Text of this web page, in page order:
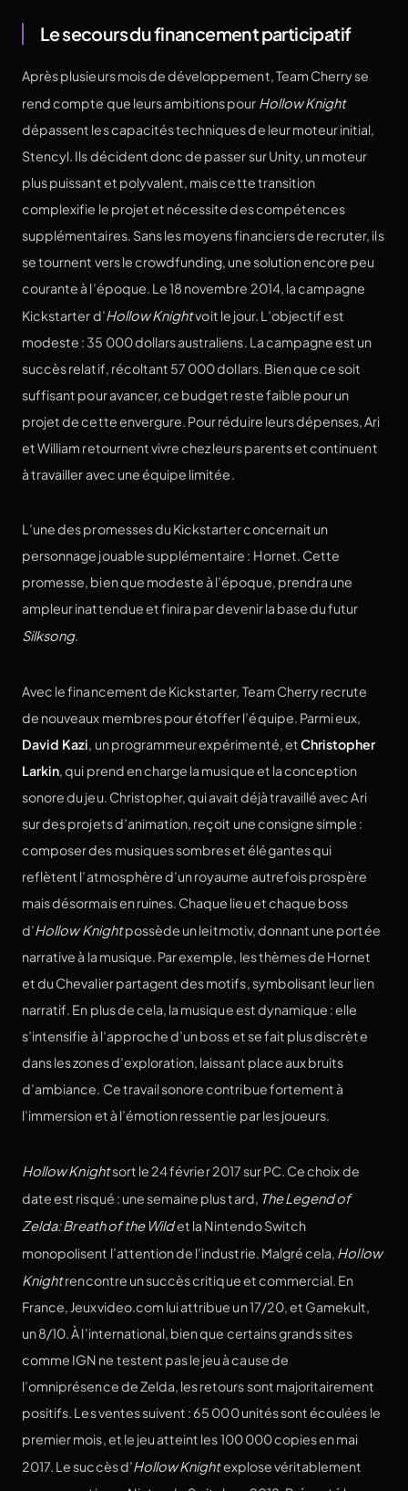
Le secours du financement participatif
Après plusieurs mois de développement, Team Cherry se
rend compte que leurs ambitions pour Hollow Knight
dépassent les capacités techniques de leur moteur initial,
Stencyl. Ils décident donc de passer sur Unity, un moteur
plus puissant et polyvalent, mais cette transition
complexifie le projet et nécessite des compétences
supplémentaires. Sans les moyens financiers de recruter, ils
se tournent vers le crowdfunding, une solution encore peu
courante à l’époque. Le 18 novembre 2014, la campagne
Kickstarter d’Hollow Knightvoit le jour. L’objectif est
modeste : 35 000 dollars australiens. La campagne est un
succès relatif, récoltant 57 000 dollars. Bien que ce soit
suffisant pour avancer, ce budget reste faible pour un
projet de cette envergure. Pour réduire leurs dépenses, Ari
et William retournent vivre chez leurs parents et continuent
à travailler avec une équipe limitée.
L’une des promesses du Kickstarter concernait un
personnage jouable supplémentaire : Hornet. Cette
promesse, bien que modeste à l’époque, prendra une
ampleur inattendue et finira par devenir la base du futur
Silksong.
Avec le financement de Kickstarter, Team Cherry recrute
de nouveaux membres pour étoffer l’équipe. Parmi eux,
David Kazi, un programmeur expérimenté, etChristopher
Larkin, qui prend en charge la musique et la conception
sonore du jeu. Christopher, qui avait déjà travaillé avec Ari
sur des projets d’animation, reçoit une consigne simple :
composer des musiques sombres et élégantes qui
reflètent l’atmosphère d’un royaume autrefois prospère
mais désormais en ruines. Chaque lieu et chaque boss
d’Hollow Knightpossède un leitmotiv, donnant une portée
narrative à la musique. Par exemple, les thèmes de Hornet
et du Chevalier partagent des motifs, symbolisant leur lien
narratif. En plus de cela, la musique est dynamique : elle
s’intensifie à l’approche d’un boss et se fait plus discrète
dans les zones d’exploration, laissant place aux bruits
d’ambiance. Ce travail sonore contribue fortement à
l’immersion et à l’émotion ressentie par les joueurs.
Hollow Knightsort le 24 février 2017 sur PC. Ce choix de
date est risqué : une semaine plus tard, The Legend of
Zelda: Breath of the Wildet la Nintendo Switch
monopolisent l’attention de l’industrie. Malgré cela, Hollow
Knightrencontre un succès critique et commercial. En
France, Jeuxvideo.com lui attribue un 17/20, et Gamekult,
un 8/10. À l’international, bien que certains grands sites
comme IGN ne testent pas le jeu à cause de
l’omniprésence de Zelda, les retours sont majoritairement
positifs. Les ventes suivent : 65 000 unités sont écoulées le
premier mois, et le jeu atteint les 100 000 copies en mai
2017. Le succès d’Hollow Knightexplose véritablement